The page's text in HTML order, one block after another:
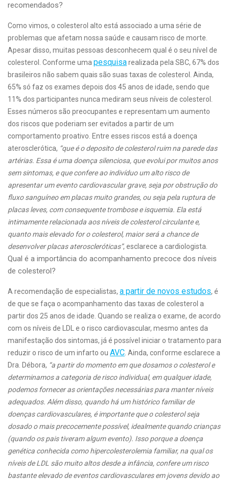
recomendados?
Como vimos, o colesterol alto está associado a uma série de
problemas que afetam nossa saúde e causam risco de morte.
Apesar disso, muitas pessoas desconhecem qual é o seu nível de
colesterol. Conforme uma pesquisarealizada pela SBC, 67% dos
brasileiros não sabem quais são suas taxas de colesterol. Ainda,
65% só faz os exames depois dos 45 anos de idade, sendo que
11% dos participantes nunca mediram seus níveis de colesterol.
Esses números são preocupantes e representam um aumento
dos riscos que poderiam ser evitados a partir de um
comportamento proativo. Entre esses riscos está a doença
aterosclerótica, “que é o deposito de colesterol ruim na parede das
artérias. Essa é uma doença silenciosa, que evolui por muitos anos
sem sintomas, e que confere ao indivíduo um alto risco de
apresentar um evento cardiovascular grave, seja por obstrução do
fluxo sanguíneo em placas muito grandes, ou seja pela ruptura de
placas leves, com consequente trombose e isquemia. Ela está
intimamente relacionada aos níveis de colesterol circulante e,
quanto mais elevado for o colesterol, maior será a chance de
desenvolver placas ateroscleróticas”, esclarece a cardiologista.
Qual é a importância do acompanhamento precoce dos níveis
de colesterol?
A recomendação de especialistas, a partir de novos estudos, é
de que se faça o acompanhamento das taxas de colesterol a
partir dos 25 anos de idade. Quando se realiza o exame, de acordo
com os níveis de LDL e o risco cardiovascular, mesmo antes da
manifestação dos sintomas, já é possível iniciar o tratamento para
reduzir o risco de um infarto ou AVC . Ainda, conforme esclarece a
Dra. Débora, “a partir do momento em que dosamos o colesterol e
determinamos a categoria de risco individual, em qualquer idade,
podemos fornecer as orientações necessárias para manter níveis
adequados. Além disso, quando há um histórico familiar de
doenças cardiovasculares, é importante que o colesterol seja
dosado o mais precocemente possível, idealmente quando crianças
(quando os pais tiveram algum evento). Isso porque a doença
genética conhecida como hipercolesterolemia familiar, na qual os
níveis de LDL são muito altos desde a infância, confere um risco
bastante elevado de eventos cardiovasculares em jovens devido ao